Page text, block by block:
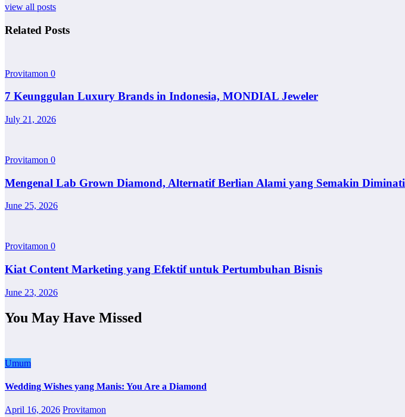
view all posts
Related Posts
Provitamon 0
7 Keunggulan Luxury Brands in Indonesia, MONDIAL Jeweler
July 21, 2026
Provitamon 0
Mengenal Lab Grown Diamond, Alternatif Berlian Alami yang Semakin Diminati
June 25, 2026
Provitamon 0
Kiat Content Marketing yang Efektif untuk Pertumbuhan Bisnis
June 23, 2026
You May Have Missed
Umum
Wedding Wishes yang Manis: You Are a Diamond
April 16, 2026 Provitamon